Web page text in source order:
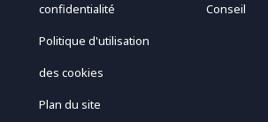
confidentialité
Politique d'utilisation
des cookies
Plan du site
Conseil